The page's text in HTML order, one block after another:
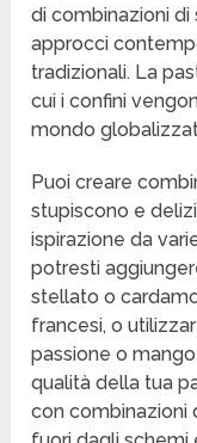
di combinazioni di
approcci
tradizionali. La
cui i confini
mondo
Puoi creare
stupiscono e
ispirazione da
potresti
stellato o
francesi, o
passione o
qualità della tua
con combinazioni